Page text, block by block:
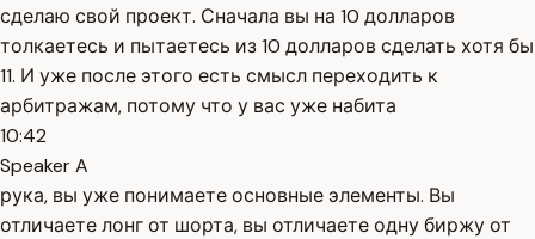
сделаю свой проект. Сначала вы на 10 долларов
толкаетесь и пытаетесь из 10 долларов сделать хотя бы
11. И уже после этого есть смысл переходить к
арбитражам, потому что у вас уже набита
10:42
Speaker A
рука, вы уже понимаете основные элементы. Вы
отличаете лонг от шорта, вы отличаете одну биржу от